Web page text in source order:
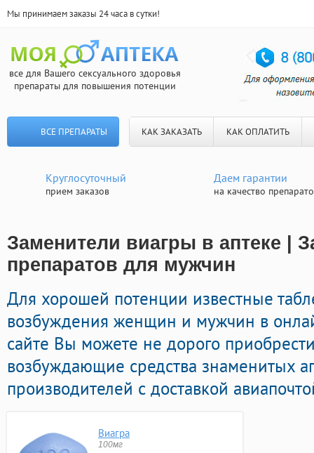
Мы принимаем заказы 24 часа в сутки!
все для Вашего сексуального здоровья
препараты для повышения потенции
ВСЕ ПРЕПАРАТЫ КАК ЗАКАЗАТЬ КАК ОПЛАТИТЬ
Круглосуточный
прием заказов
Даем гарантии
на качество
Заменители виагры в аптеке |
препаратов для мужчин
Для хорошей потенции известные
возбуждения женщин и мужчин в
сайте Вы можете не дорого
возбуждающие средства знаменитых
производителей с доставкой
Виагра
100мг